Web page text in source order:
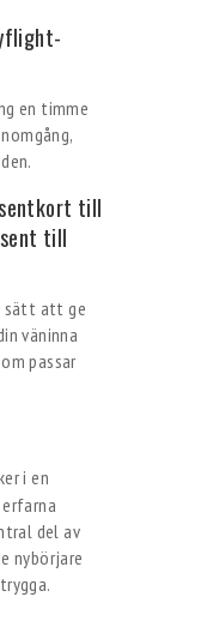
en timme
till
till
sätt att ge
väninna
passar
i en
del av
nybörjare